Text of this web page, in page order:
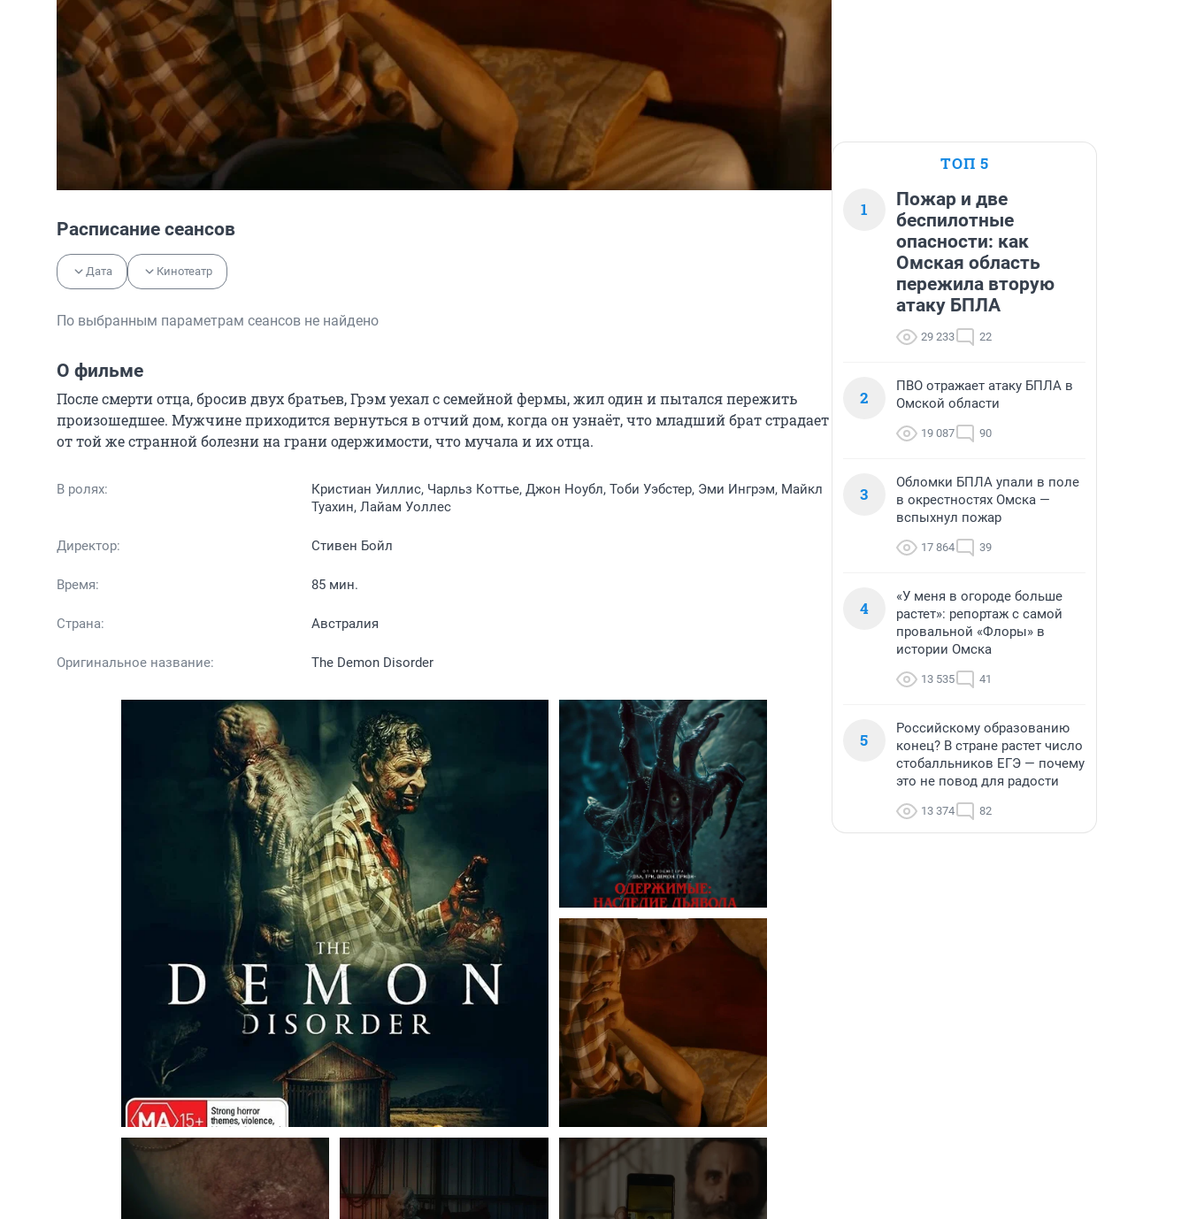
Расписание сеансов
Дата Кинотеатр
По выбранным параметрам сеансов не найдено
О фильме
После смерти отца, бросив двух братьев, Грэм уехал с семейной фермы, жил один и пытался пережить
произошедшее. Мужчине приходится вернуться в отчий дом, когда он узнаёт, что младший брат страдает
от той же странной болезни на грани одержимости, что мучала и их отца.
В ролях:
Кристиан Уиллис, Чарльз Коттье, Джон Ноубл, Тоби Уэбстер, Эми Ингрэм, Майкл
Туахин, Лайам Уоллес
Директор: Стивен Бойл
Время: 85 мин.
Страна: Австралия
Оригинальное название: The Demon Disorder
ТОП 5
1
Пожар и две
беспилотные
опасности: как
Омская область
пережила вторую
атаку БПЛА
29 233 22
2
ПВО отражает атаку БПЛА в
Омской области
19 087 90
3
Обломки БПЛА упали в поле
в окрестностях Омска —
вспыхнул пожар
17 864 39
4
«У меня в огороде больше
растет»: репортаж с самой
провальной «Флоры» в
истории Омска
13 535 41
5
Российскому образованию
конец? В стране растет число
стобалльников ЕГЭ — почему
это не повод для радости
13 374 82